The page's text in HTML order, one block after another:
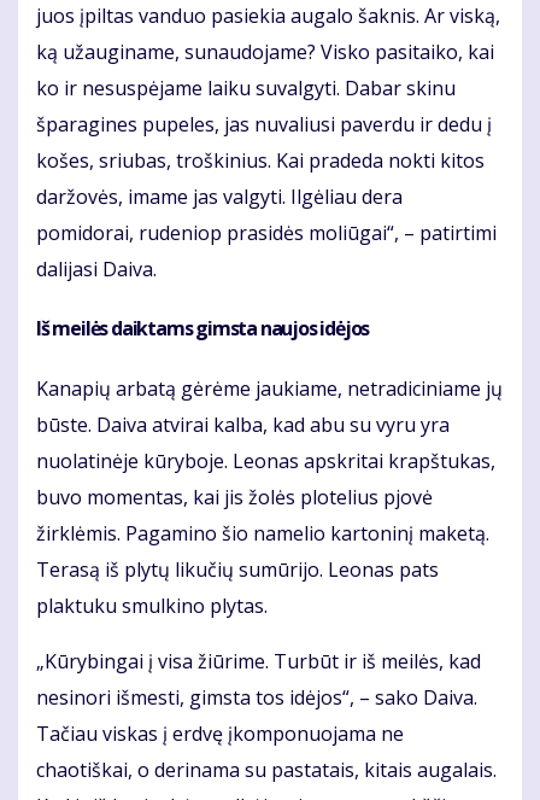
juos įpiltas vanduo pasiekia augalo šaknis. Ar viską,
ką užauginame, sunaudojame? Visko pasitaiko, kai
ko ir nesuspėjame laiku suvalgyti. Dabar skinu
šparagines pupeles, jas nuvaliusi paverdu ir dedu į
košes, sriubas, troškinius. Kai pradeda nokti kitos
daržovės, imame jas valgyti. Ilgėliau dera
pomidorai, rudeniop prasidės moliūgai“, – patirtimi
dalijasi Daiva.
Iš meilės daiktams gimsta naujos idėjos
Kanapių arbatą gėrėme jaukiame, netradiciniame jų
būste. Daiva atvirai kalba, kad abu su vyru yra
nuolatinėje kūryboje. Leonas apskritai krapštukas,
buvo momentas, kai jis žolės plotelius pjovė
žirklėmis. Pagamino šio namelio kartoninį maketą.
Terasą iš plytų likučių sumūrijo. Leonas pats
plaktuku smulkino plytas.
„Kūrybingai į visa žiūrime. Turbūt ir iš meilės, kad
nesinori išmesti, gimsta tos idėjos“, – sako Daiva.
Tačiau viskas į erdvę įkomponuojama ne
chaotiškai, o derinama su pastatais, kitais augalais.